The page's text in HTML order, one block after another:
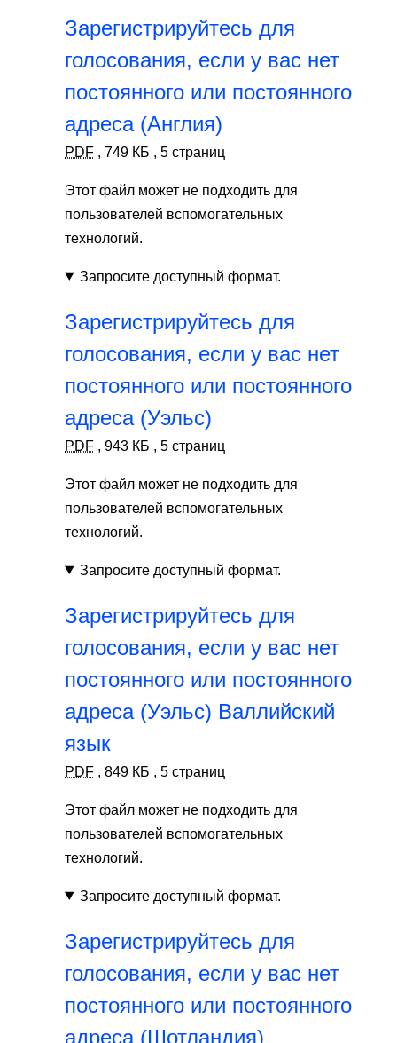
Зарегистрируйтесь для
голосования, если у вас нет
постоянного или постоянного
адреса (Англия)
PDF , 749 КБ , 5 страниц
Этот файл может не подходить для
пользователей вспомогательных
технологий.
Запросите доступный формат.
Зарегистрируйтесь для
голосования, если у вас нет
постоянного или постоянного
адреса (Уэльс)
PDF , 943 КБ , 5 страниц
Этот файл может не подходить для
пользователей вспомогательных
технологий.
Запросите доступный формат.
Зарегистрируйтесь для
голосования, если у вас нет
постоянного или постоянного
адреса (Уэльс) Валлийский
язык
PDF , 849 КБ , 5 страниц
Этот файл может не подходить для
пользователей вспомогательных
технологий.
Запросите доступный формат.
Зарегистрируйтесь для
голосования, если у вас нет
постоянного или постоянного
адреса (Шотландия)